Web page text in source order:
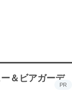
＆ビアガーデ
PR